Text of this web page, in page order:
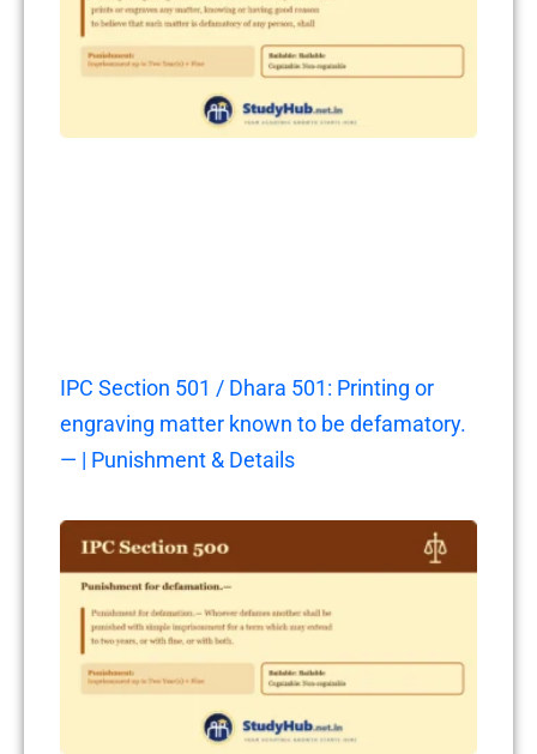
IPC Section 501 / Dhara 501: Printing or
engraving matter known to be defamatory.
— | Punishment & Details